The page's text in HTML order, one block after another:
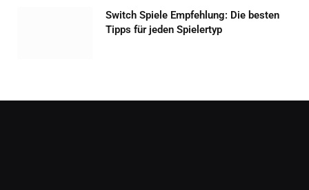
Switch Spiele Empfehlung: Die besten
Tipps für jeden Spielertyp